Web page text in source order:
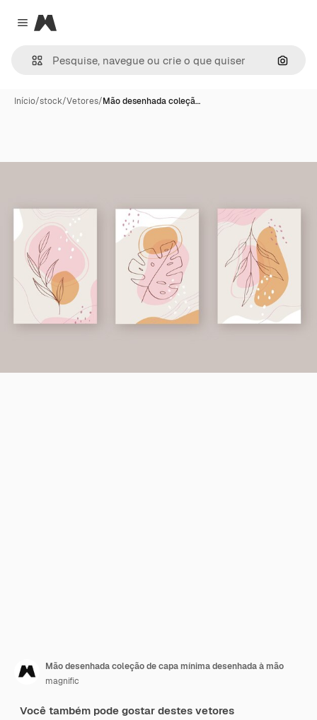
Close menu
Magnific
Início/stock/Vetores/Mão desenhada coleçã…
Mão desenhada coleção de capa mínima desenhada à mão
magnific
Você também pode gostar destes vetores